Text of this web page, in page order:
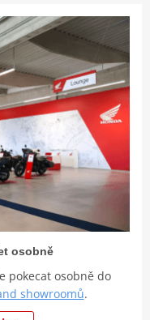
osobně
pokecat osobně do
showroomů.